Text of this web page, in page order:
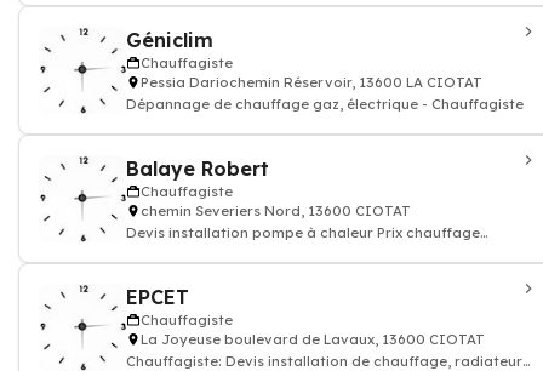
Géniclim
Chauffagiste
Pessia Dariochemin Réservoir, 13600 LA CIOTAT
Dépannage de chauffage gaz, électrique - Chauffagiste
Balaye Robert
Chauffagiste
chemin Severiers Nord, 13600 CIOTAT
Devis installation pompe à chaleur Prix chauffage
EPCET
Chauffagiste
La Joyeuse boulevard de Lavaux, 13600 CIOTAT
Chauffagiste: Devis installation de chauffage, radiateur